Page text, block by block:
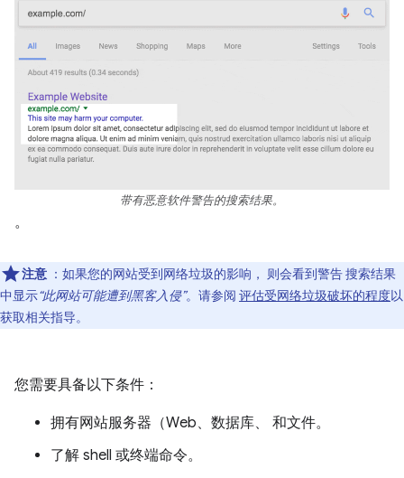
带有恶意软件警告的搜索结果。
。
注意 ：如果您的网站受到网络垃圾的影响， 则会看到警告 搜索结果
中显示“此网站可能遭到黑客入侵”。请参阅 评估受网络垃圾破坏的程度以
获取相关指导。
您需要具备以下条件：
拥有网站服务器（Web、数据库、 和文件。
了解 shell 或终端命令。